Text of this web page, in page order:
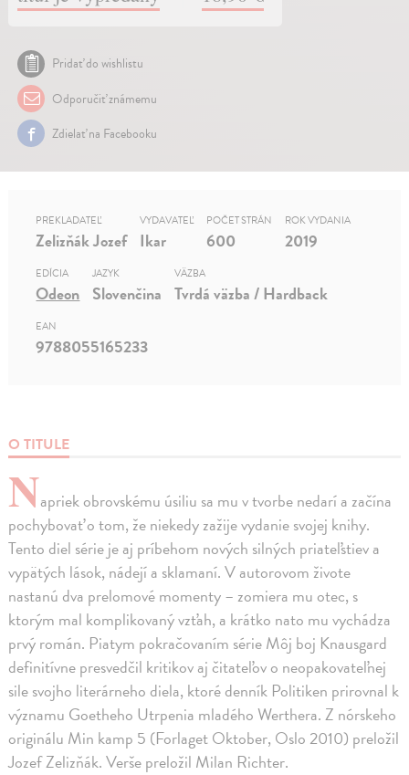
Pridať do wishlistu
Odporučiť známemu
Zdielať na Facebooku
O TITULE
Napriek obrovskému úsiliu sa mu v tvorbe nedarí a začína
pochybovať o tom, že niekedy zažije vydanie svojej knihy.
Tento diel série je aj príbehom nových silných priateľstiev a
vypätých lások, nádejí a sklamaní. V autorovom živote
nastanú dva prelomové momenty – zomiera mu otec, s
ktorým mal komplikovaný vzťah, a krátko nato mu vychádza
prvý román. Piatym pokračovaním série Môj boj Knausgard
definitívne presvedčil kritikov aj čitateľov o neopakovateľnej
sile svojho literárneho diela, ktoré denník Politiken prirovnal k
významu Goetheho Utrpenia mladého Werthera. Z nórskeho
originálu Min kamp 5 (Forlaget Oktober, Oslo 2010) preložil
Jozef Zelizňák. Verše preložil Milan Richter.
PREKLADATEĽ
Zelizňák Jozef
VYDAVATEĽ
Ikar
POČET STRÁN
600
ROK VYDANIA
2019
EDÍCIA
Odeon
JAZYK
Slovenčina
VÄZBA
Tvrdá väzba / Hardback
EAN
9788055165233